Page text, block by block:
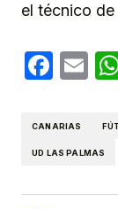
el técnico
CANARIAS
UD LAS PALMAS